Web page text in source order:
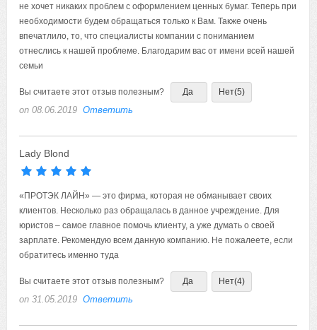
не хочет никаких проблем с оформлением ценных бумаг. Теперь при
необходимости будем обращаться только к Вам. Также очень
впечатлило, то, что специалисты компании с пониманием
отнеслись к нашей проблеме. Благодарим вас от имени всей нашей
семьи
Вы считаете этот отзыв полезным? Да Нет(5)
on 08.06.2019 Ответить
Lady Blond
«ПРОТЭК ЛАЙН» — это фирма, которая не обманывает своих
клиентов. Несколько раз обращалась в данное учреждение. Для
юристов – самое главное помочь клиенту, а уже думать о своей
зарплате. Рекомендую всем данную компанию. Не пожалеете, если
обратитесь именно туда
Вы считаете этот отзыв полезным? Да Нет(4)
on 31.05.2019 Ответить